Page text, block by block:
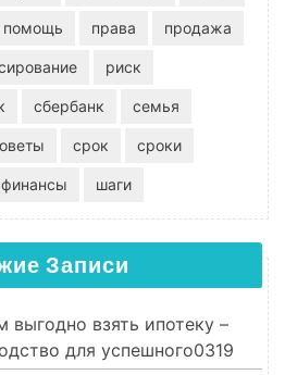
помощь права продажа
риск
сбербанк семья
срок сроки
финансы шаги
Записи
взять ипотеку –
для успешного0319